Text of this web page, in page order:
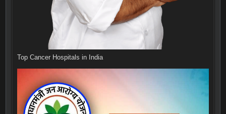
Top Cancer Hospitals in India